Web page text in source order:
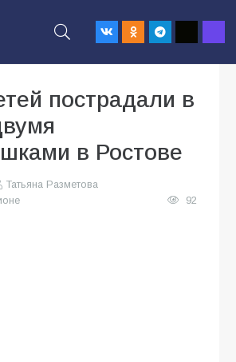
пострадали в
в Ростове
Татьяна Разметова
92